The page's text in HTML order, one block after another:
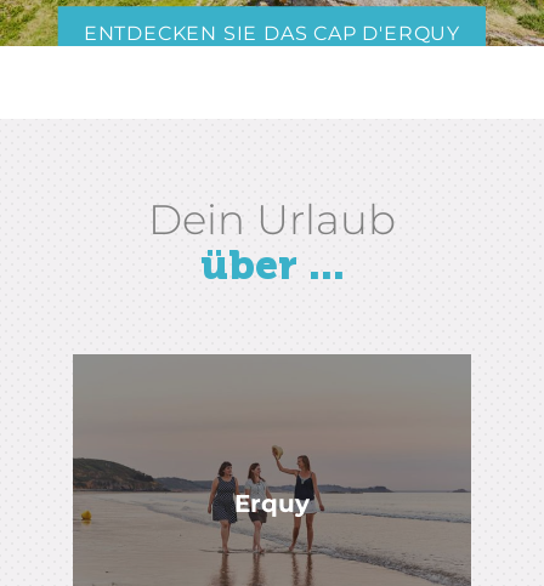
ENTDECKEN SIE DAS CAP D'ERQUY
Dein Urlaub
über ...
Erquy